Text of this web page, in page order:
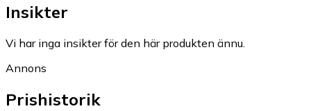
Insikter
Vi har inga insikter för den här produkten ännu.
Annons
Prishistorik